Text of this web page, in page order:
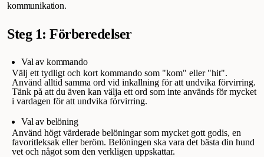
kommunikation.
Steg 1: Förberedelser
Val av kommando
Välj ett tydligt och kort kommando som "kom" eller "hit".
Använd alltid samma ord vid inkallning för att undvika förvirring.
Tänk på att du även kan välja ett ord som inte används för mycket
i vardagen för att undvika förvirring.
Val av belöning
Använd högt värderade belöningar som mycket gott godis, en
favoritleksak eller beröm. Belöningen ska vara det bästa din hund
vet och något som den verkligen uppskattar.